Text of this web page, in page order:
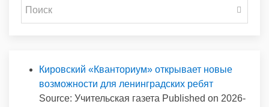
Кировский «Кванториум» открывает новые
возможности для ленинградских ребят
Source: Учительская газета Published on 2026-